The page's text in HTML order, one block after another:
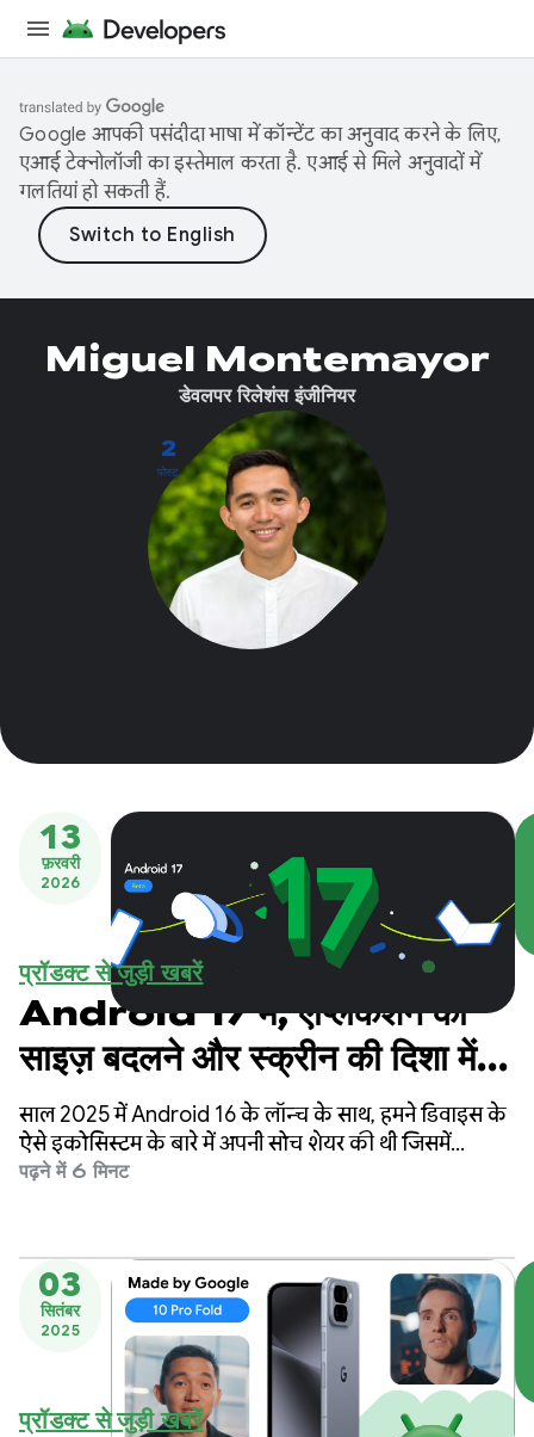
Google आपकी पसंदीदा भाषा में कॉन्टेंट का अनुवाद करने के लिए,
एआई टेक्नोलॉजी का इस्तेमाल करता है. एआई से मिले अनुवादों में
गलतियां हो सकती हैं.
2
पोस्ट
Miguel Montemayor
डेवलपर रिलेशंस इंजीनियर
13
फ़रवरी
2026
प्रॉडक्ट से जुड़ी खबरें
Android 17 में, ऐप्लिकेशन को
साइज़ बदलने और स्क्रीन की दिशा में
बदलाव करने की सुविधा के लिए तैयार
करना
साल 2025 में Android 16 के लॉन्च के साथ, हमने डिवाइस के
ऐसे इकोसिस्टम के बारे में अपनी सोच शेयर की थी जिसमें
ऐप्लिकेशन, किसी भी स्क्रीन के हिसाब से अपने-आप अडजस्ट हो
उपयोगकर्ता चाहते हैं कि उनके ऐप्लिकेशन, हर जगह काम करें.
पढ़ने में 6 मिनट
03
सितंबर
2025
प्रॉडक्ट से जुड़ी खबरें